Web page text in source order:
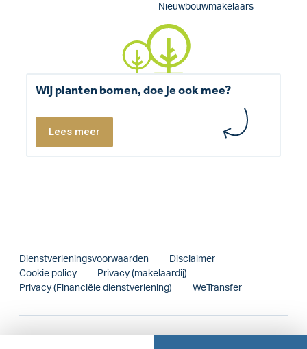
Nieuwbouwmakelaars
Wij planten bomen, doe je ook mee?
Lees meer
Dienstverleningsvoorwaarden
Disclaimer
Cookie policy
Privacy (makelaardij)
Privacy (Financiële dienstverlening)
WeTransfer